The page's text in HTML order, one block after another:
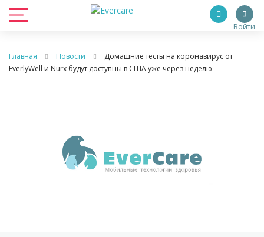
Войти
Главная Новости
Домашние тесты на коронавирус от
EverlyWell и Nurx будут доступны в США уже через неделю